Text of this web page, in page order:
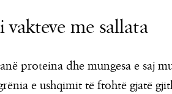
me sallata
proteina dhe mungesa e saj
e ushqimit të ftohtë gjatë